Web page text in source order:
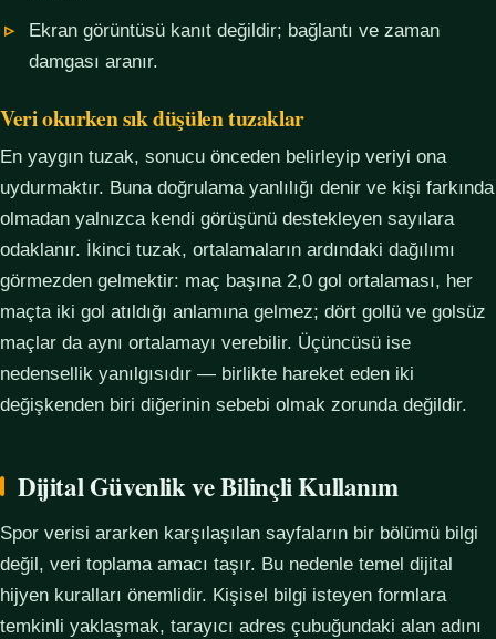
Ekran görüntüsü kanıt değildir; bağlantı ve zaman
damgası aranır.
Veri okurken sık düşülen tuzaklar
En yaygın tuzak, sonucu önceden belirleyip veriyi ona
uydurmaktır. Buna doğrulama yanlılığı denir ve kişi farkında
olmadan yalnızca kendi görüşünü destekleyen sayılara
odaklanır. İkinci tuzak, ortalamaların ardındaki dağılımı
görmezden gelmektir: maç başına 2,0 gol ortalaması, her
maçta iki gol atıldığı anlamına gelmez; dört gollü ve golsüz
maçlar da aynı ortalamayı verebilir. Üçüncüsü ise
nedensellik yanılgısıdır — birlikte hareket eden iki
değişkenden biri diğerinin sebebi olmak zorunda değildir.
Dijital Güvenlik ve Bilinçli Kullanım
Spor verisi ararken karşılaşılan sayfaların bir bölümü bilgi
değil, veri toplama amacı taşır. Bu nedenle temel dijital
hijyen kuralları önemlidir. Kişisel bilgi isteyen formlara
temkinli yaklaşmak, tarayıcı adres çubuğundaki alan adını